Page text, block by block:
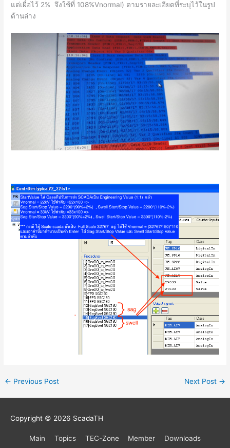
แต่เผื่อไว้ 2% จึงใช้ที่ 108%Vnormal) ตามรายละเอียดที่ระบุไว้ในรูป
ด้านล่าง
← Previous Post Next Post →
Copyright © 2026 ScadaTH
Main Topics TEC-Zone Member
Downloads